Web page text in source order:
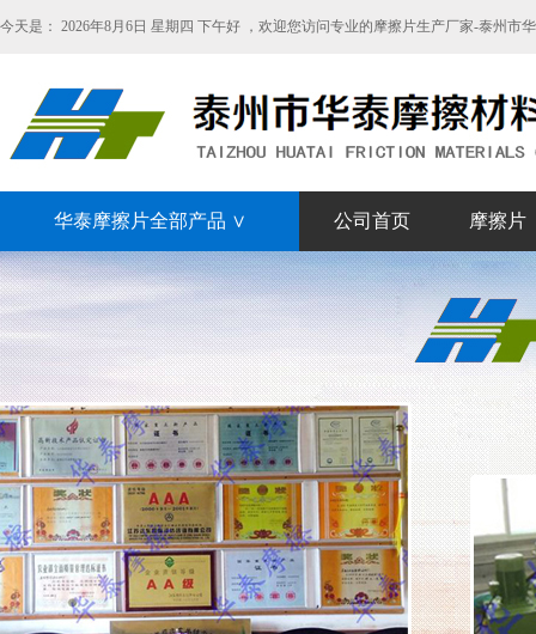
今天是： 2026年8月6日 星期四 下午好 ，欢迎您访问专业的摩擦片生产厂家-泰州市
华泰摩擦片全部产品 ∨ 公司首页 摩擦片